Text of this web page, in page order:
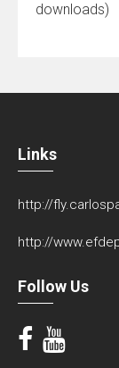
downloads)
Links
http://
http://
Follow Us